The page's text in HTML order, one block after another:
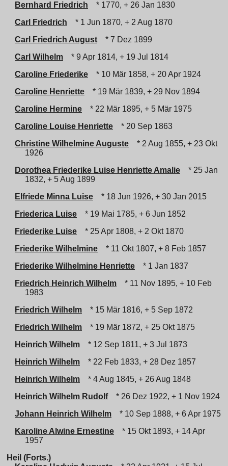
Bernhard Friedrich
* 1770, + 26 Jan 1830
Carl Friedrich
* 1 Jun 1870, + 2 Aug 1870
Carl Friedrich August
* 7 Dez 1899
Carl Wilhelm
* 9 Apr 1814, + 19 Jul 1814
Caroline Friederike
* 10 Mär 1858, + 20 Apr 1924
Caroline Henriette
* 19 Mär 1839, + 29 Nov 1894
Caroline Hermine
* 22 Mär 1895, + 5 Mär 1975
Caroline Louise Henriette
* 20 Sep 1863
Christine Wilhelmine Auguste
* 2 Aug 1855, + 23 Okt
1926
Dorothea Friederike Luise Henriette Amalie
* 25 Jan
1832, + 5 Aug 1899
Elfriede Minna Luise
* 18 Jun 1926, + 30 Jan 2015
Friederica Luise
* 19 Mai 1785, + 6 Jun 1852
Friederike Luise
* 25 Apr 1808, + 2 Okt 1870
Friederike Wilhelmine
* 11 Okt 1807, + 8 Feb 1857
Friederike Wilhelmine Henriette
* 1 Jan 1837
Friedrich Heinrich Wilhelm
* 11 Nov 1895, + 10 Feb
1983
Friedrich Wilhelm
* 15 Mär 1816, + 5 Sep 1872
Friedrich Wilhelm
* 19 Mär 1872, + 25 Okt 1875
Heinrich Wilhelm
* 12 Sep 1811, + 3 Jul 1873
Heinrich Wilhelm
* 22 Feb 1833, + 28 Dez 1857
Heinrich Wilhelm
* 4 Aug 1845, + 26 Aug 1848
Heinrich Wilhelm Rudolf
* 26 Dez 1922, + 1 Nov 1924
Johann Heinrich Wilhelm
* 10 Sep 1888, + 6 Apr 1975
Karoline Alwine Ernestine
* 15 Okt 1893, + 14 Apr
1957
Heil (Forts.)